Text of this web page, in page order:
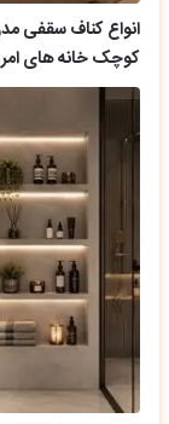
انواع کناف سقفی
کوچک خانه های